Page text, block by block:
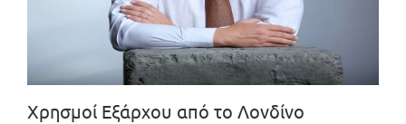
Χρησμοί Εξάρχου από το Λονδίνο